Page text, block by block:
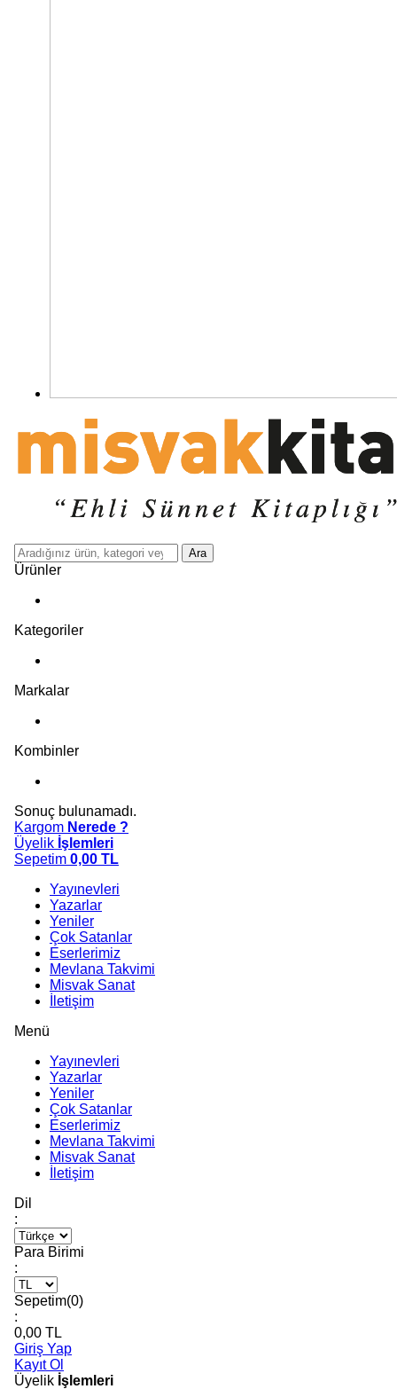
Ara
Ürünler
Kategoriler
Markalar
Kombinler
Sonuç bulunamadı.
Kargom Nerede ?
Üyelik İşlemleri
Sepetim 0,00 TL
Yayınevleri
Yazarlar
Yeniler
Çok Satanlar
Eserlerimiz
Mevlana Takvimi
Misvak Sanat
İletişim
Menü
Yayınevleri
Yazarlar
Yeniler
Çok Satanlar
Eserlerimiz
Mevlana Takvimi
Misvak Sanat
İletişim
Dil
:
Para Birimi
:
Sepetim(0)
:
0,00 TL
Giriş Yap
Kayıt Ol
Üyelik İşlemleri